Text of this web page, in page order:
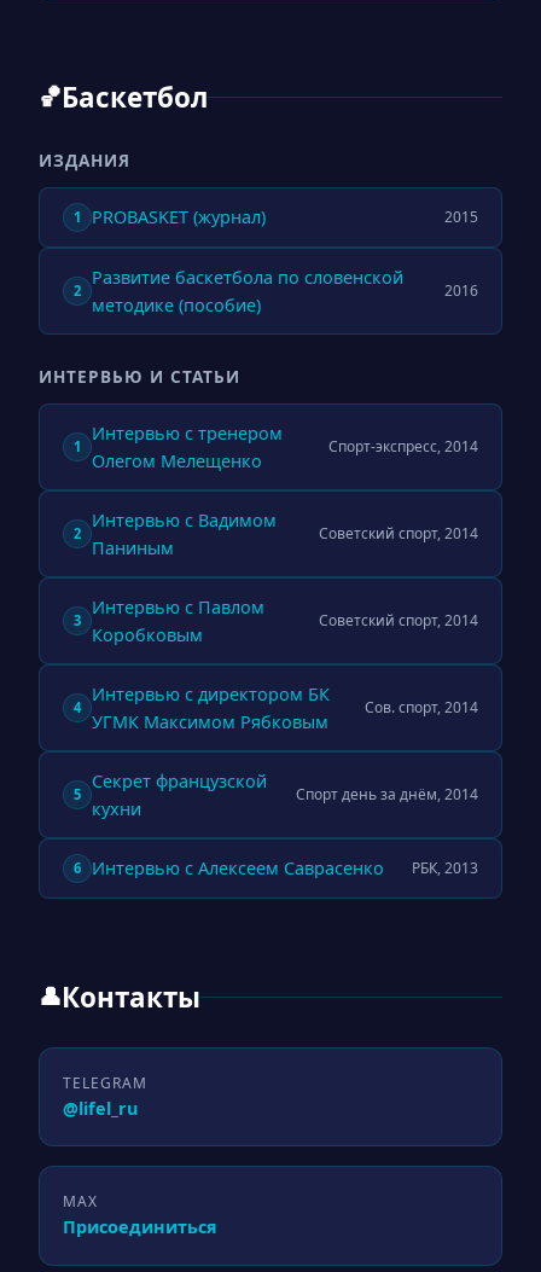
🏀Баскетбол
ИЗДАНИЯ
1 PROBASKET (журнал) 2015
2
Развитие баскетбола по словенской
методике (пособие)
2016
ИНТЕРВЬЮ И СТАТЬИ
1
Интервью с тренером
Олегом Мелещенко
Спорт-экспресс, 2014
2
Интервью с Вадимом
Паниным
Советский спорт, 2014
3
Интервью с Павлом
Коробковым
Советский спорт, 2014
4
Интервью с директором БК
УГМК Максимом Рябковым
Сов. спорт, 2014
5
Секрет французской
кухни
Спорт день за днём, 2014
6 Интервью с Алексеем Саврасенко РБК, 2013
👤Контакты
TELEGRAM
@lifel_ru
MAX
Присоединиться